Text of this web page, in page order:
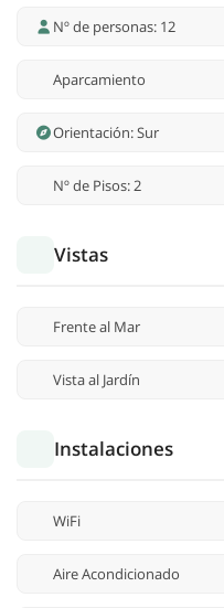
Nº de personas: 12
Aparcamiento
Orientación: Sur
Nº de Pisos: 2
Vistas
Frente al Mar
Vista al Jardín
Instalaciones
WiFi
Aire Acondicionado